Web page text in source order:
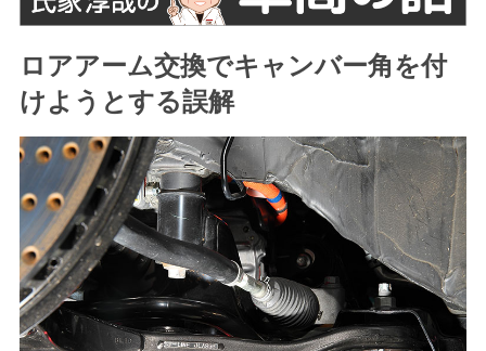
ロアアーム交換でキャンバー角を付
けようとする誤解